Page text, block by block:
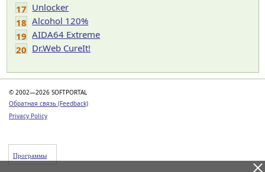
17 Unlocker
18 Alcohol 120%
19 AIDA64 Extreme
20 Dr.Web CureIt!
© 2002—2026 SOFTPORTAL
Обратная связь (Feedback)
Privacy Policy
Программы